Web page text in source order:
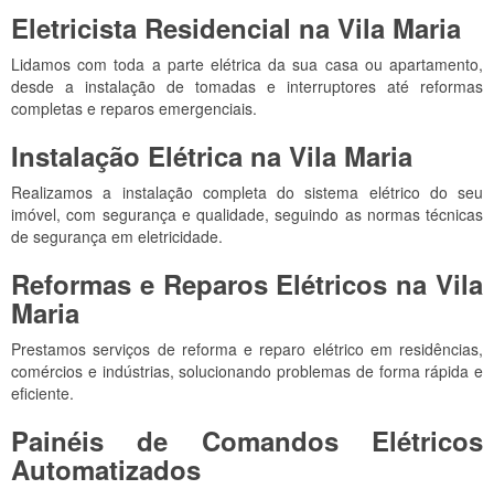
Eletricista Residencial na Vila Maria
Lidamos com toda a parte elétrica da sua casa ou apartamento,
desde a instalação de tomadas e interruptores até reformas
completas e reparos emergenciais.
Instalação Elétrica na Vila Maria
Realizamos a instalação completa do sistema elétrico do seu
imóvel, com segurança e qualidade, seguindo as normas técnicas
de segurança em eletricidade.
Reformas e Reparos Elétricos na Vila
Maria
Prestamos serviços de reforma e reparo elétrico em residências,
comércios e indústrias, solucionando problemas de forma rápida e
eficiente.
Painéis de Comandos Elétricos
Automatizados